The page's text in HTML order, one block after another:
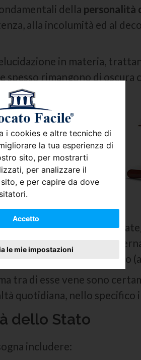
i cookies e altre tecniche di
la tua esperienza di
sito, per mostrarti
per analizzare il
e per capire da dove
Accetto
le mie impostazioni
della personalità
alla incolumità ed al
in materia,
rimangono di oscura
di Attentato
, che
dalla sua
puniscono
Delitti contro i
notizie segrete e
in diverse
la Personalità
Politici del Cittadino
tra di esse vene sono
quotidiana, nello specifico i
dello Stato
includere: